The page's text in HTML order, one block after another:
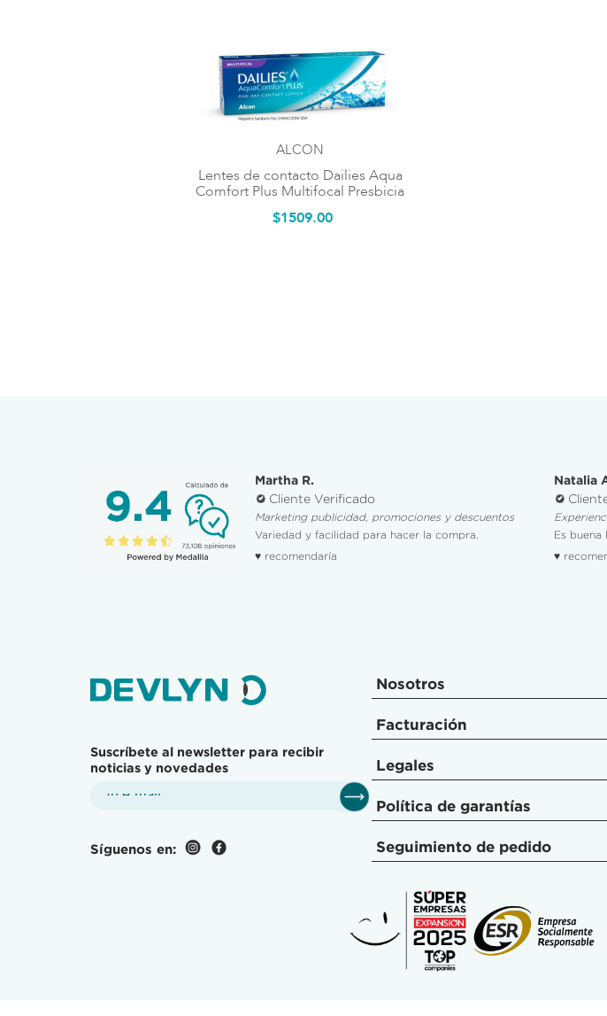
ALCON
Lentes de contacto Dailies Aqua
Comfort Plus Multifocal Presbicia
$1509.00
Martha R.
Cliente Verificado
Marketing publicidad, promociones y descuentos
Variedad y facilidad para hacer la compra.
♥ recomendaría
Natalia
Es buena
♥
Suscríbete al newsletter para recibir
noticias y novedades
Síguenos en:
Nosotros
Facturación
Legales
Política de garantías
Seguimiento de pedido